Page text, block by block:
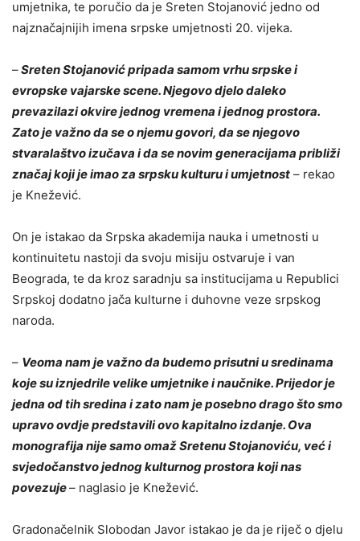
umjetnika, te poručio da je Sreten Stojanović jedno od
najznačajnijih imena srpske umjetnosti 20. vijeka.
–Sreten Stojanović pripada samom vrhu srpske i
evropske vajarske scene. Njegovo djelo daleko
prevazilazi okvire jednog vremena i jednog prostora.
Zato je važno da se o njemu govori, da se njegovo
stvaralaštvo izučava i da se novim generacijama približi
značaj koji je imao za srpsku kulturu i umjetnost – rekao
je Knežević.
On je istakao da Srpska akademija nauka i umetnosti u
kontinuitetu nastoji da svoju misiju ostvaruje i van
Beograda, te da kroz saradnju sa institucijama u Republici
Srpskoj dodatno jača kulturne i duhovne veze srpskog
naroda.
– Veoma nam je važno da budemo prisutni u sredinama
koje su iznjedrile velike umjetnike i naučnike. Prijedor je
jedna od tih sredina i zato nam je posebno drago što smo
upravo ovdje predstavili ovo kapitalno izdanje. Ova
monografija nije samo omaž Sretenu Stojanoviću, već i
svjedočanstvo jednog kulturnog prostora koji nas
povezuje– naglasio je Knežević.
Gradonačelnik Slobodan Javor istakao je da je riječ o djelu